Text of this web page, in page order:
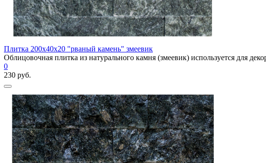
Плитка 200x40x20 "рваный камень" змеевик
Облицовочная плитка из натурального камня (змеевик) используется для
0
230 руб.